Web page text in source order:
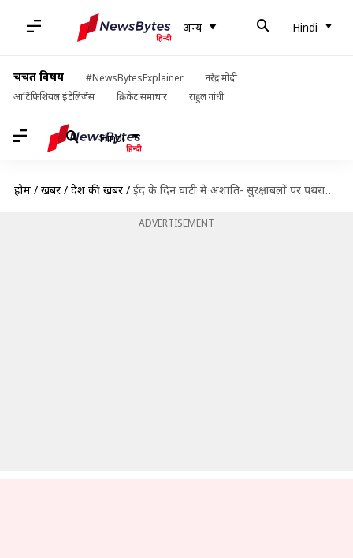
अन्य Hindi
चर्चित विषय #NewsBytesExplainer
नरेंद्र मोदी
आर्टिफिशियल इंटेलिजेंस
क्रिकेट समाचार राहुल गांधी
Hindi
होम / खबरें / देश की खबरें / ईद के दिन घाटी में अशांति- सुरक्षाबलों पर पथराव, आतंकियों ने महिला को गोली मारी
ADVERTISEMENT